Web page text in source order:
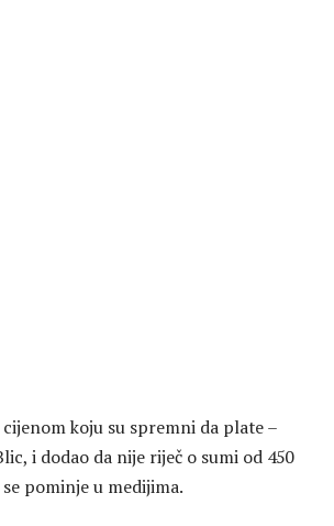
koju su spremni da plate –
i dodao da nije riječ o sumi od 450
pominje u medijima.